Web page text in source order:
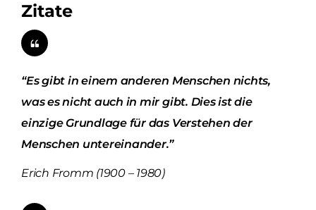
Zitate
“Es gibt in einem anderen Menschen nichts,
was es nicht auch in mir gibt. Dies ist die
einzige Grundlage für das Verstehen der
Menschen untereinander.”
Erich Fromm (1900 – 1980)